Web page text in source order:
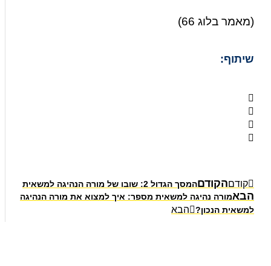
(מאמר בלוג 66)
שיתוף:
קודםהקודםהמסך הגדול 2: שובו של מורה הנהיגה למשאית
הבאמורה נהיגה למשאית מספר: איך למצוא את מורה הנהיגה
למשאית הנכון?
הבא